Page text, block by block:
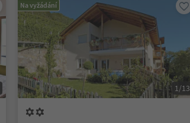
Na vyžádání
1/13